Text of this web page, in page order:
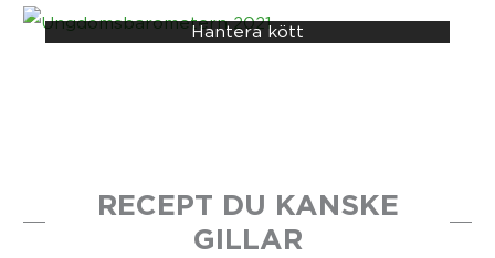
Hantera kött
RECEPT DU KANSKE
GILLAR